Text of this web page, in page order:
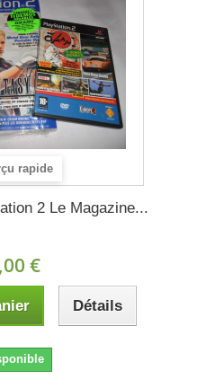
rapide
2 Le Magazine...
€
Détails